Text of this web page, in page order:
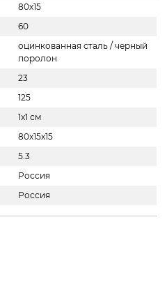
80х15
60
оцинкованная сталь / черный
поролон
23
125
1х1 см
80х15х15
5.3
Россия
Россия